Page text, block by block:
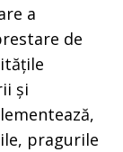
a
de
și
pragurile